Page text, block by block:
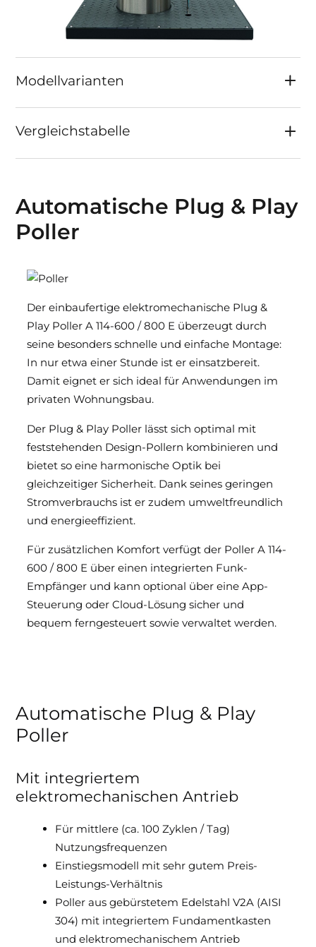
Modellvarianten
Vergleichstabelle
Automatische Plug & Play
Poller
Der einbaufertige elektromechanische Plug &
Play Poller A 114-600 / 800 E überzeugt durch
seine besonders schnelle und einfache Montage:
In nur etwa einer Stunde ist er einsatzbereit.
Damit eignet er sich ideal für Anwendungen im
privaten Wohnungsbau.
Der Plug & Play Poller lässt sich optimal mit
feststehenden Design-Pollern kombinieren und
bietet so eine harmonische Optik bei
gleichzeitiger Sicherheit. Dank seines geringen
Stromverbrauchs ist er zudem umweltfreundlich
und energieeffizient.
Für zusätzlichen Komfort verfügt der Poller A 114-
600 / 800 E über einen integrierten Funk-
Empfänger und kann optional über eine App-
Steuerung oder Cloud-Lösung sicher und
bequem ferngesteuert sowie verwaltet werden.
Automatische Plug & Play
Poller
Mit integriertem
elektromechanischen Antrieb
Für mittlere (ca. 100 Zyklen / Tag)
Nutzungsfrequenzen
Einstiegsmodell mit sehr gutem Preis-
Leistungs-Verhältnis
Poller aus gebürstetem Edelstahl V2A (AISI
304) mit integriertem Fundamentkasten
und elektromechanischem Antrieb